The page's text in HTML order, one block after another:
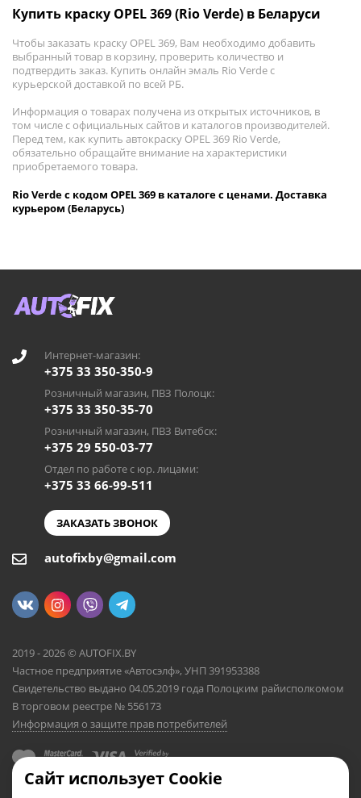
Купить краску OPEL 369 (Rio Verde) в Беларуси
Чтобы заказать краску OPEL 369, Вам необходимо добавить
выбранный товар в корзину, проверить количество и
подтвердить заказ. Купить онлайн эмаль Rio Verde с
курьерской доставкой по всей РБ.
Информация о товарах получена из открытых источников, в
том числе с официальных сайтов и каталогов производителей.
Перед тем, как купить автокраску OPEL 369 Rio Verde,
обязательно обращайте внимание на характеристики
приобретаемого товара.
Rio Verde с кодом OPEL 369 в каталоге с ценами. Доставка
курьером (Беларусь)
Интернет-магазин:
+375 33 350-350-9
Розничный магазин, ПВЗ Полоцк:
+375 33 350-35-70
Розничный магазин, ПВЗ Витебск:
+375 29 550-03-77
Отдел по работе с юр. лицами:
+375 33 66-99-511
ЗАКАЗАТЬ ЗВОНОК
autofixby@gmail.com
2019 - 2026 © AUTOFIX.BY
Частное предприятие «Автосэлф», УНП 391953388
Свидетельство выдано 04.05.2019 года Полоцким райисполкомом
В торговом реестре № 556173
Информация о защите прав потребителей
Сайт использует Cookie